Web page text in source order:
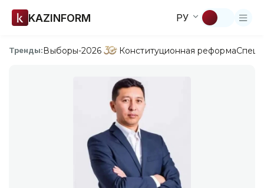
KAZINFORM РУ
Тренды:Выборы-2026 Конституционная реформа